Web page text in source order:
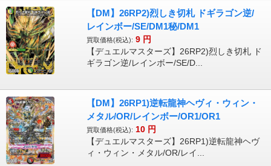
【DM】26RP2)烈しき切札 ドギラゴン逆/
レインボー/SE/DM1秘/DM1
買取価格(税込): 9 円
【デュエルマスターズ】26RP2)烈しき切札 ド
ギラゴン逆/レインボー/SE/D...
【DM】26RP1)逆転龍神ヘヴィ・ウィン・
メタル/OR/レインボー/OR1/OR1
買取価格(税込): 10 円
【デュエルマスターズ】26RP1)逆転龍神ヘヴ
ィ・ウィン・メタル/OR/レイ...